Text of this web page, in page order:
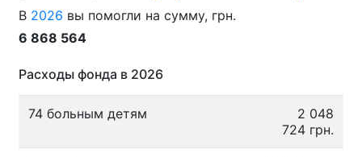
В 2026 вы помогли на сумму, грн.
6 868 564
Расходы фонда в 2026
74 больным детям
2 048
724 грн.